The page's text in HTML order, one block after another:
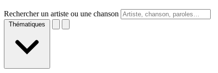
Rechercher un artiste ou une chanson
Thématiques